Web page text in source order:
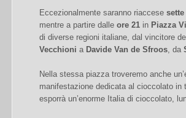
Eccezionalmente saranno riaccese
mentre a partire dalle ore 21 in Piazza
di diverse regioni italiane, dal vincitore
Vecchioni a Davide Van de Sfroos, da
Nella stessa piazza troveremo anche
manifestazione dedicata al cioccolato in
esporrà un’enorme Italia di cioccolato,